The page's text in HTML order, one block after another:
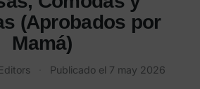
(Aprobados por
Mamá)
Publicado el 7 may 2026